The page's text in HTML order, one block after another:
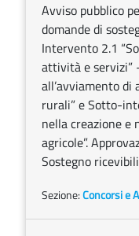
Avviso pubblico
domande di
Intervento 2.1
attività e servizi”
all’avviamento
rurali” e Sotto-
nella creazione
agricole”.
Sostegno
Sezione:Concorsi e